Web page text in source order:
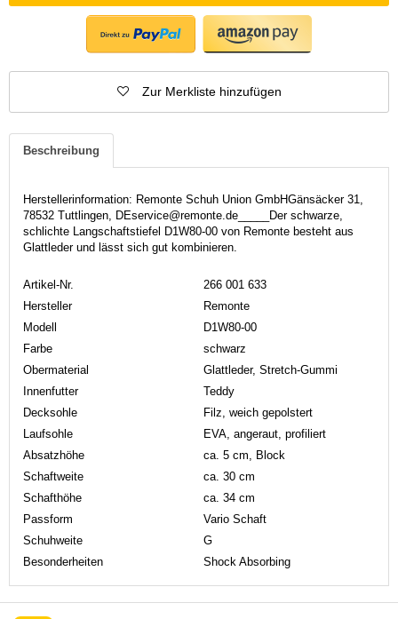
Zur Merkliste hinzufügen
Beschreibung
Herstellerinformation: Remonte Schuh Union GmbHGänsäcker 31,
78532 Tuttlingen, DEservice@remonte.de_____Der schwarze,
schlichte Langschaftstiefel D1W80-00 von Remonte besteht aus
Glattleder und lässt sich gut kombinieren.
Artikel-Nr.
266 001 633
Hersteller
Remonte
Modell
D1W80-00
Farbe
schwarz
Obermaterial
Glattleder, Stretch-Gummi
Innenfutter
Teddy
Decksohle
Filz, weich gepolstert
Laufsohle
EVA, angeraut, profiliert
Absatzhöhe
ca. 5 cm, Block
Schaftweite
ca. 30 cm
Schafthöhe
ca. 34 cm
Passform
Vario Schaft
Schuhweite
G
Besonderheiten
Shock Absorbing